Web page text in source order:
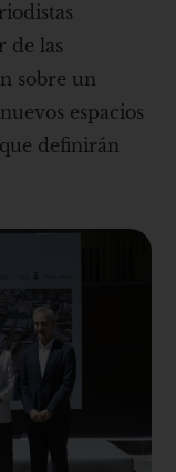
de las
sobre un
espacios
definirán